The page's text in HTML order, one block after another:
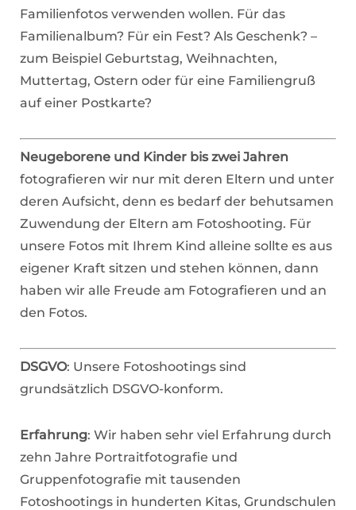
Familienfotos verwenden wollen. Für das
Familienalbum? Für ein Fest? Als Geschenk? –
zum Beispiel Geburtstag, Weihnachten,
Muttertag, Ostern oder für eine Familiengruß
auf einer Postkarte?
Neugeborene und Kinder bis zwei Jahren
fotografieren wir nur mit deren Eltern und unter
deren Aufsicht, denn es bedarf der behutsamen
Zuwendung der Eltern am Fotoshooting. Für
unsere Fotos mit Ihrem Kind alleine sollte es aus
eigener Kraft sitzen und stehen können, dann
haben wir alle Freude am Fotografieren und an
den Fotos.
DSGVO: Unsere Fotoshootings sind
grundsätzlich DSGVO-konform.
Erfahrung: Wir haben sehr viel Erfahrung durch
zehn Jahre Portraitfotografie und
Gruppenfotografie mit tausenden
Fotoshootings in hunderten Kitas, Grundschulen